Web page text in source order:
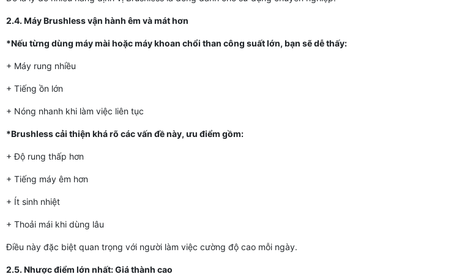
2.4. Máy Brushless vận hành êm và mát hơn
*Nếu từng dùng máy mài hoặc máy khoan chổi than công suất lớn, bạn sẽ dễ thấy:
+ Máy rung nhiều
+ Tiếng ồn lớn
+ Nóng nhanh khi làm việc liên tục
*Brushless cải thiện khá rõ các vấn đề này, ưu điểm gồm:
+ Độ rung thấp hơn
+ Tiếng máy êm hơn
+ Ít sinh nhiệt
+ Thoải mái khi dùng lâu
Điều này đặc biệt quan trọng với người làm việc cường độ cao mỗi ngày.
2.5. Nhược điểm lớn nhất: Giá thành cao